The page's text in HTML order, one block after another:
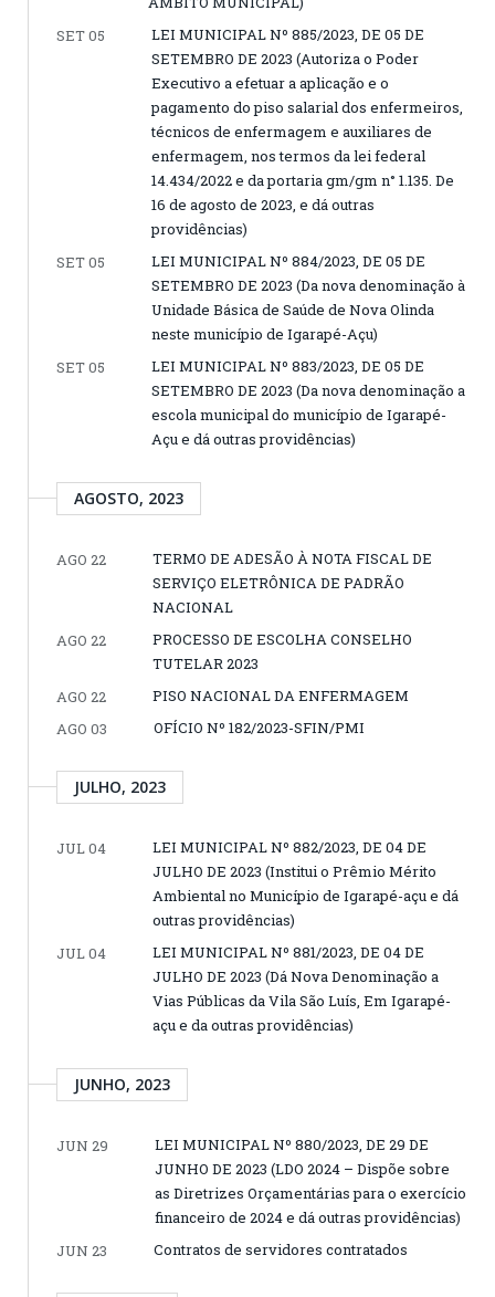
SET 05
LEI MUNICIPAL Nº 885/2023, DE 05 DE
SETEMBRO DE 2023 (Autoriza o Poder
Executivo a efetuar a aplicação e o
pagamento do piso salarial dos enfermeiros,
técnicos de enfermagem e auxiliares de
enfermagem, nos termos da lei federal
14.434/2022 e da portaria gm/gm n° 1.135. De
16 de agosto de 2023, e dá outras
providências)
SET 05
LEI MUNICIPAL Nº 884/2023, DE 05 DE
SETEMBRO DE 2023 (Da nova denominação à
Unidade Básica de Saúde de Nova Olinda
neste município de Igarapé-Açu)
SET 05
LEI MUNICIPAL Nº 883/2023, DE 05 DE
SETEMBRO DE 2023 (Da nova denominação a
escola municipal do município de Igarapé-
Açu e dá outras providências)
AGOSTO, 2023
AGO 22
TERMO DE ADESÃO À NOTA FISCAL DE
SERVIÇO ELETRÔNICA DE PADRÃO
NACIONAL
AGO 22
PROCESSO DE ESCOLHA CONSELHO
TUTELAR 2023
AGO 22
PISO NACIONAL DA ENFERMAGEM
AGO 03
OFÍCIO Nº 182/2023-SFIN/PMI
JULHO, 2023
JUL 04
LEI MUNICIPAL Nº 882/2023, DE 04 DE
JULHO DE 2023 (Institui o Prêmio Mérito
Ambiental no Município de Igarapé-açu e dá
outras providências)
JUL 04
LEI MUNICIPAL Nº 881/2023, DE 04 DE
JULHO DE 2023 (Dá Nova Denominação a
Vias Públicas da Vila São Luís, Em Igarapé-
açu e da outras providências)
JUNHO, 2023
JUN 29
LEI MUNICIPAL Nº 880/2023, DE 29 DE
JUNHO DE 2023 (LDO 2024 – Dispõe sobre
as Diretrizes Orçamentárias para o exercício
financeiro de 2024 e dá outras providências)
JUN 23
Contratos de servidores contratados